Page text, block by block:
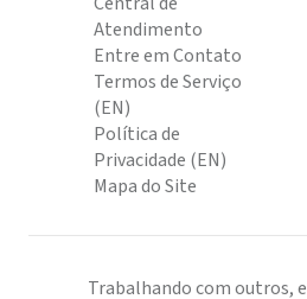
Atendimento
Entre em Contato
Termos de Serviço
(EN)
Política de
Privacidade (EN)
Mapa do Site
Trabalhando com outros,